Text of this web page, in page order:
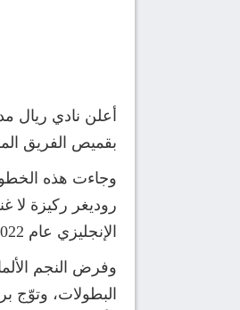
أعلن نادي ريال
بقميص الفريق
روديغر ركيزة لا
الإنجليزي عام 2022.
البطولات، وتوّج